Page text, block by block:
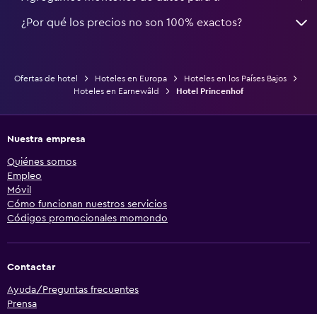
¿Por qué los precios no son 100% exactos?
Ofertas de hotel Hoteles en Europa
Hoteles en los Países Bajos
Hoteles en Earnewâld
Hotel Princenhof
Nuestra empresa
Quiénes somos
Empleo
Móvil
Cómo funcionan nuestros servicios
Códigos promocionales momondo
Contactar
Ayuda/Preguntas frecuentes
Prensa